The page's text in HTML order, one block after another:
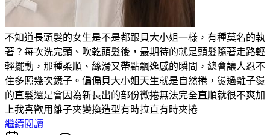
不知道長頭髮的女生是不是都跟貝大小姐一樣，有種莫名的執
著？每次洗完頭、吹乾頭髮後，最期待的就是頭髮隨著走路輕
輕擺動，那種柔順、絲滑又帶點飄逸感的瞬間，總會讓人忍不
住多照幾次鏡子。偏偏貝大小姐天生就是自然捲，燙過離子燙
的直髮還是會因為新長出的部份微捲無法完全直順就很不爽加
上我喜歡用離子夾變換造型有時拉直有時夾捲
繼續閱讀